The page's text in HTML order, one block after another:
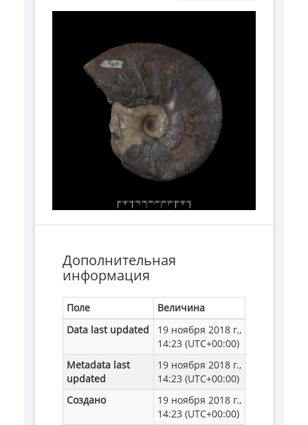
Дополнительная
информация
Поле
Величина
Data last updated
19 ноября 2018 г.,
14:23 (UTC+00:00)
Metadata last
updated
19 ноября 2018 г.,
14:23 (UTC+00:00)
Создано
19 ноября 2018 г.,
14:23 (UTC+00:00)